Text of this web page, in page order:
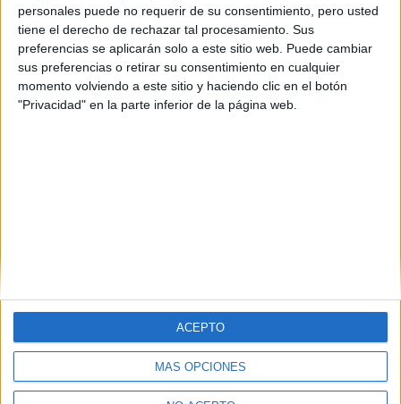
personales puede no requerir de su consentimiento, pero usted
tiene el derecho de rechazar tal procesamiento. Sus
preferencias se aplicarán solo a este sitio web. Puede cambiar
sus preferencias o retirar su consentimiento en cualquier
momento volviendo a este sitio y haciendo clic en el botón
"Privacidad" en la parte inferior de la página web.
MÁS OPCIONES
ACEPTO
Quiénes somos|Contactar|Anúnciate